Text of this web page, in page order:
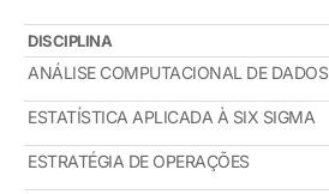
SOBRE A ULBRA
DISCIPLINA
ANÁLISE COMPUTACIONAL DE DADOS
ESTATÍSTICA APLICADA À SIX SIGMA
ESTRATÉGIA DE OPERAÇÕES